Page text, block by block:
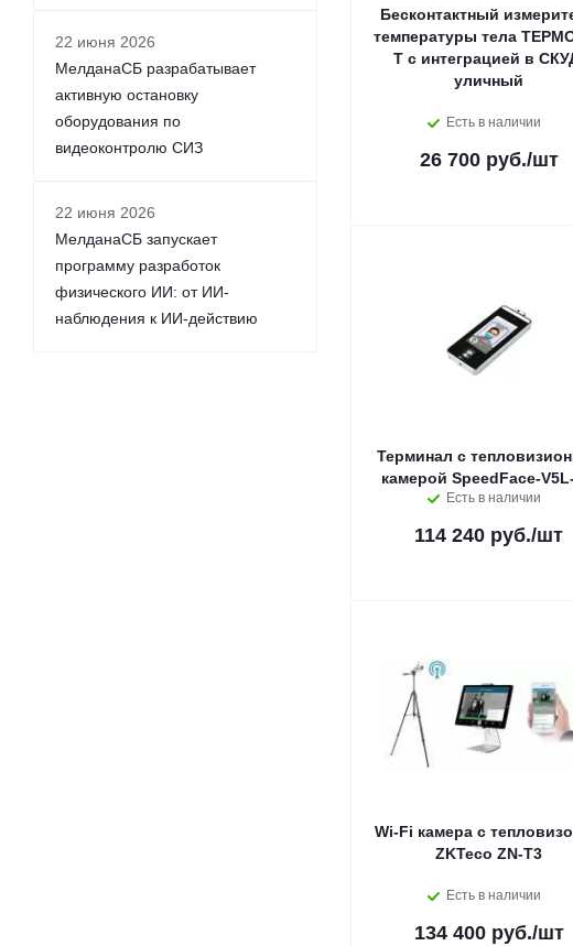
Бесконтактный
температуры тела
Т c интеграцией в
уличный
Есть в наличии
26 700 руб./шт
Терминал с
камерой SpeedFace-
Есть в наличии
114 240 руб./шт
Wi-Fi камера с
ZKTeco ZN-T3
Есть в наличии
134 400 руб./шт
22 июня 2026
МелданаСБ разрабатывает
активную остановку
оборудования по
видеоконтролю СИЗ
22 июня 2026
МелданаСБ запускает
программу разработок
физического ИИ: от ИИ-
наблюдения к ИИ-действию